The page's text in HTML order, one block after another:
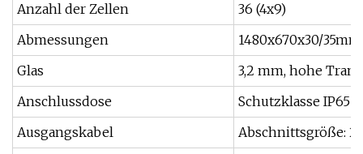
Anzahl der Zellen
36 (4x9)
Abmessungen
1480x670x30/35mm
Glas
3,2 mm, hohe
Anschlussdose
Schutzklasse IP65
Ausgangskabel
Abschnittsgröße: